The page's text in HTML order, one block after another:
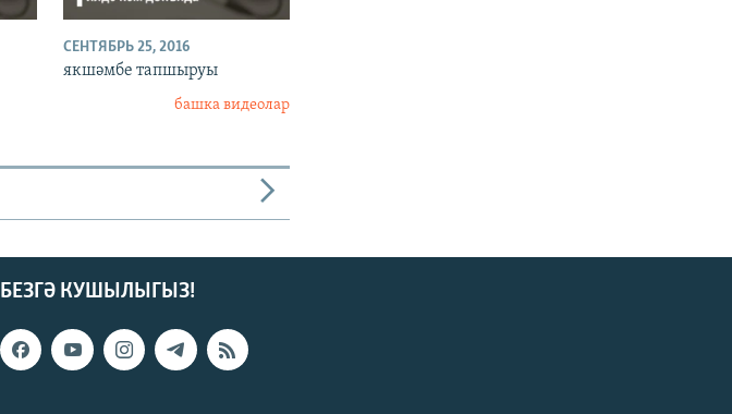
СЕНТЯБРЬ 25, 2016
якшәмбе тапшыруы
башка видеолар
БЕЗГӘ КУШЫЛЫГЫЗ!